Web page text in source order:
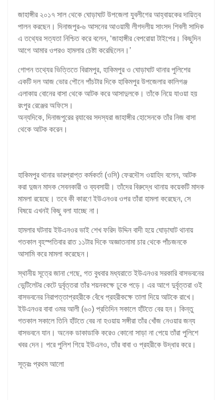
জাহাঙ্গীর ২০১৭ সাল থেকে ঘোড়াঘাট উপজেলা যুবলীগের আহ্বায়কের দায়িত্ব
পালন করছেন। দিনাজপুর-৬ আসনের আওয়ামী লীগদলীয় সাংসদ শিবলী সাদিক
এ তথ্যের সত্যতা নিশ্চিত করে বলেন, ‘জাহাঙ্গীর বেপরোয়া টাইপের। কিছুদিন
আগে আমার ওপরও হামলার চেষ্টা করেছিলেন।’
গোপন তথ্যের ভিত্তিতে বিরামপুর, হাকিমপুর ও ঘোড়াঘাট থানার পুলিশের
একটি দল আজ ভোর পৌনে পাঁচটার দিকে হাকিমপুর উপজেলার কালিগঞ্জ
এলাকায় বোনের বাসা থেকে আটক করে আসাদুলকে। তাঁকে নিয়ে যাওয়া হয়
রংপুর রেঞ্জের অফিসে।
অন্যদিকে, দিনাজপুরের র‍্যাবের সদস্যরা জাহাঙ্গীর হোসেনকে তাঁর নিজ বাসা
থেকে আটক করেন।
হাকিমপুর থানার ভারপ্রাপ্ত কর্মকর্তা (ওসি) ফেরদৌস ওয়াহিদ বলেন, আটক
করা দুজন মাদক সেবনকারী ও ব্যবসায়ী। তাঁদের বিরুদ্ধে থানায় কয়েকটি মাদক
মামলা রয়েছে। তবে কী কারণে ইউএনওর ওপর তাঁরা হামলা করেছেন, সে
বিষয়ে এখনই কিছু বলা যাচ্ছে না।
হামলার ঘটনায় ইউএনওর ভাই শেখ ফরিদ উদ্দিন বাদী হয়ে ঘোড়াঘাট থানায়
গতকাল বৃহস্পতিবার রাত ১১টার দিকে অজ্ঞাতনামা চার থেকে পাঁচজনকে
আসামি করে মামলা করেছেন।
স্থানীয় সূত্রে জানা গেছে, গত বুধবার মধ্যরাতে ইউএনওর সরকারি বাসভবনের
ভেন্টিলেটর কেটে দুর্বৃত্তরা তাঁর শয়নকক্ষে ঢুকে পড়ে। এর আগে দুর্বৃত্তরা ওই
বাসভবনের নিরাপত্তাপ্রহরীকে বেঁধে প্রহরীকক্ষে তালা দিয়ে আটকে রাখে।
ইউএনওর বাবা ওমর আলী (৬০) প্রতিদিন সকালে হাঁটতে বের হন। কিন্তু
গতকাল সকালে তিনি হাঁটতে বের না হওয়ায় সঙ্গীরা তাঁর খোঁজ নেওয়ার জন্য
বাসভবনে যান। অনেক ডাকাডাকি করেও কোনো সাড়া না পেয়ে তাঁরা পুলিশে
খবর দেন। পরে পুলিশ গিয়ে ইউএনও, তাঁর বাবা ও প্রহরীকে উদ্ধার করে।
সূত্রঃ প্রথম আলো